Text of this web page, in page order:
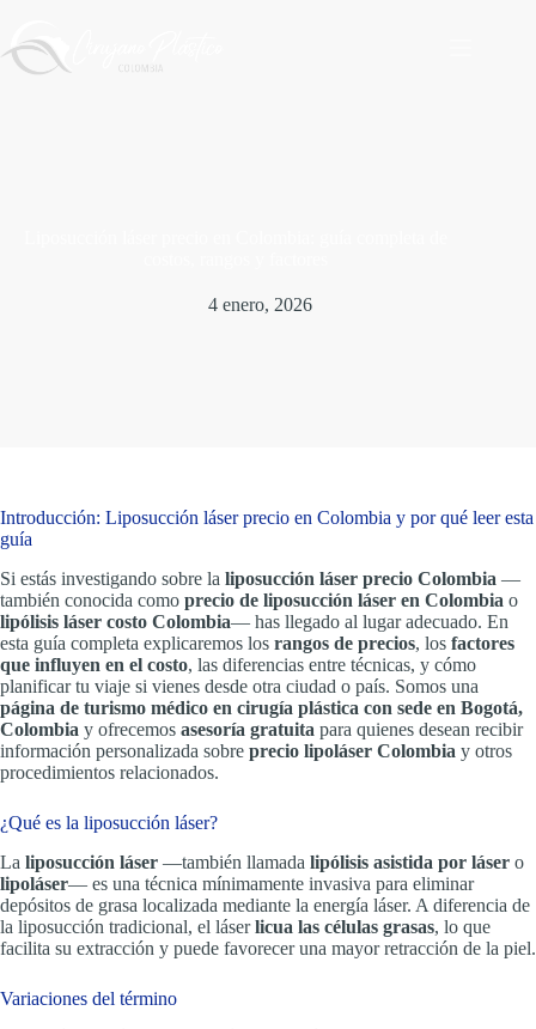
contenido
4 enero, 2026
Introducción: Liposucción láser precio en Colombia y por qué leer esta
guía
Si estás investigando sobre la liposucción láser precio Colombia —
también conocida como precio de liposucción láser en Colombia o
lipólisis láser costo Colombia— has llegado al lugar adecuado. En
esta guía completa explicaremos los rangos de precios, los factores
que influyen en el costo, las diferencias entre técnicas, y cómo
planificar tu viaje si vienes desde otra ciudad o país. Somos una
página de turismo médico en cirugía plástica con sede en Bogotá,
Colombia y ofrecemos asesoría gratuita para quienes desean recibir
información personalizada sobre precio lipoláser Colombia y otros
procedimientos relacionados.
¿Qué es la liposucción láser?
La liposucción láser —también llamada lipólisis asistida por láser o
lipoláser— es una técnica mínimamente invasiva para eliminar
depósitos de grasa localizada mediante la energía láser. A diferencia de
la liposucción tradicional, el láserlicua las células grasas, lo que
facilita su extracción y puede favorecer una mayor retracción de la piel.
Variaciones del término